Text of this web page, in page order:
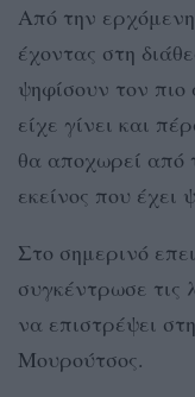
Από την
έχοντας στη
ψηφίσουν τον
είχε γίνει και
θα αποχωρεί από
εκείνος που έχει
Στο σημερινό
συγκέντρωσε τις
να επιστρέψει
Μουρούτσος.